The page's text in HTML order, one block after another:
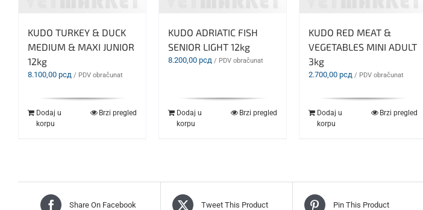
KUDO TURKEY & DUCK
MEDIUM & MAXI JUNIOR
12kg
8.100,00 рсд / PDV obračunat
Dodaj u
korpu
Brzi pregled
KUDO ADRIATIC FISH
SENIOR LIGHT 12kg
8.200,00 рсд / PDV obračunat
Dodaj u
korpu
Brzi pregled
KUDO RED MEAT &
VEGETABLES MINI ADULT
3kg
2.700,00 рсд / PDV obračunat
Dodaj u
korpu
Brzi pregled
Share On Facebook Tweet This Product Pin This Product